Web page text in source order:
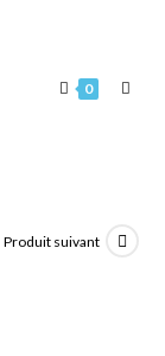
0
Produit suivant